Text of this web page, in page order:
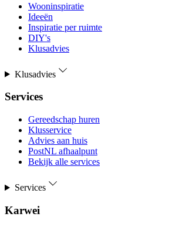
Wooninspiratie
Ideeën
Inspiratie per ruimte
DIY's
Klusadvies
Klusadvies
Services
Gereedschap huren
Klusservice
Advies aan huis
PostNL afhaalpunt
Bekijk alle services
Services
Karwei